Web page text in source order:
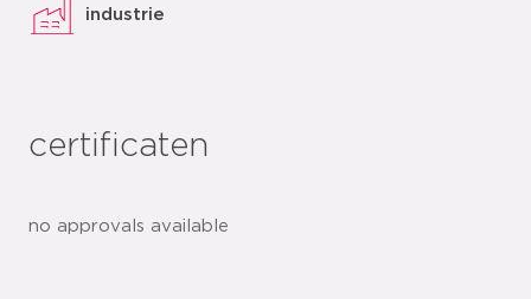
industrie
certificaten
no approvals available